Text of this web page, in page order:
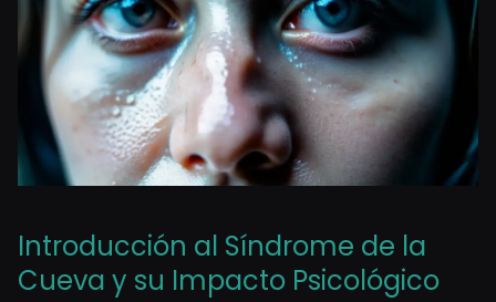
Introducción al Síndrome de la
Cueva y su Impacto Psicológico